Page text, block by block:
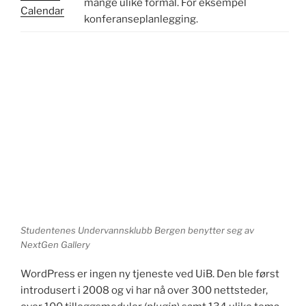
Calendar
mange ulike formål. For eksempel
konferanseplanlegging.
Studentenes Undervannsklubb Bergen benytter seg av
NextGen Gallery
WordPress er ingen ny tjeneste ved UiB. Den ble først
introdusert i 2008 og vi har nå over 300 nettsteder,